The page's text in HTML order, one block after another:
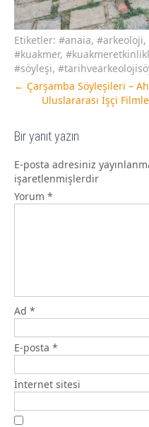
Etiketler: #anaia, #arkeoloji,
#kuakmer,
#söyleşi,
← Çarşamba Söyleşileri –
Uluslararası İşçi
Bir yanıt yazın
E-posta adresiniz
işaretlenmişlerdir
Yorum *
Ad *
E-posta *
İnternet sitesi